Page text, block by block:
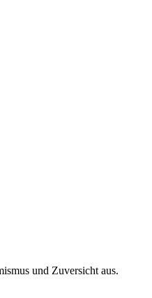
und Zuversicht aus.